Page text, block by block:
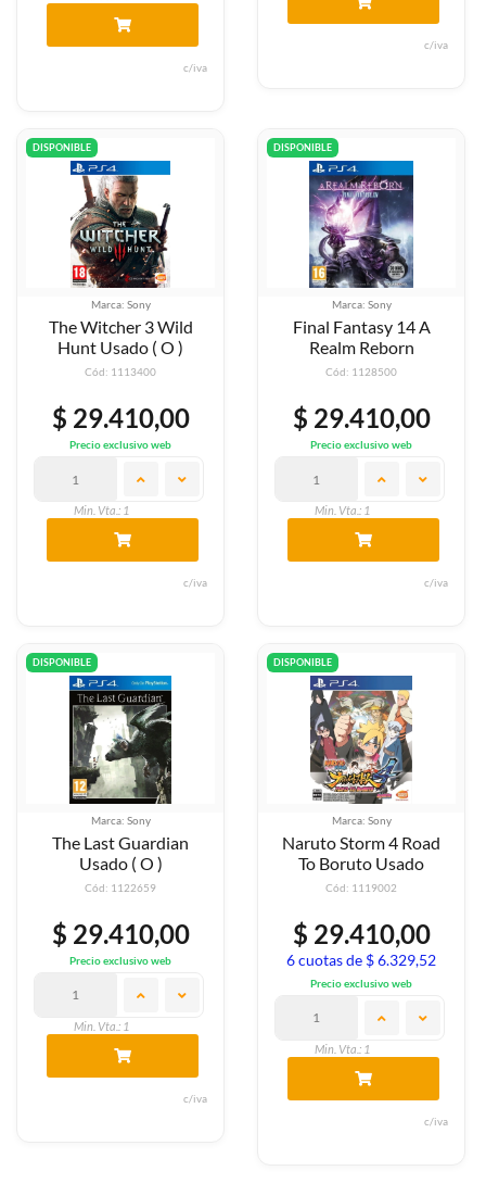
c/iva
c/iva
DISPONIBLE
Marca: Sony
The Witcher 3 Wild
Hunt Usado ( O )
Cód: 1113400
$ 29.410,00
Precio exclusivo web
Min. Vta.: 1
c/iva
DISPONIBLE
Marca: Sony
Final Fantasy 14 A
Realm Reborn
Cód: 1128500
$ 29.410,00
Precio exclusivo web
Min. Vta.: 1
c/iva
DISPONIBLE
Marca: Sony
The Last Guardian
Usado ( O )
Cód: 1122659
$ 29.410,00
Precio exclusivo web
Min. Vta.: 1
c/iva
DISPONIBLE
Marca: Sony
Naruto Storm 4 Road
To Boruto Usado
Cód: 1119002
$ 29.410,00
6 cuotas de $ 6.329,52
Precio exclusivo web
Min. Vta.: 1
c/iva